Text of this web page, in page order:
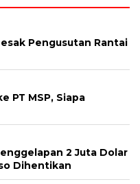
Pengusutan Rantai
PT MSP, Siapa
2 Juta Dolar
Dihentikan